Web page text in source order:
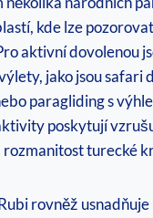
kde lze
aktivní dovolenou
jako jsou safari
paragliding s
poskytují
rozmanitost turecké
rovněž